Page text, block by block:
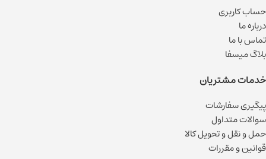
حساب کاربری
درباره ما
تماس با ما
بلاگ میسفا
خدمات مشتریان
پیگیری سفارشات
سوالات متداول
حمل و نقل و تحویل کالا
قوانین و مقررات